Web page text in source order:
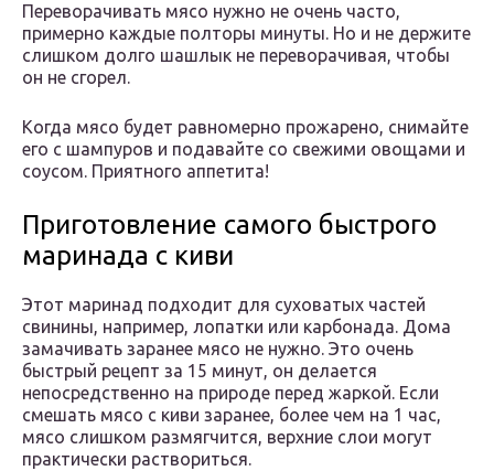
Переворачивать мясо нужно не очень часто,
примерно каждые полторы минуты. Но и не держите
слишком долго шашлык не переворачивая, чтобы
он не сгорел.
Когда мясо будет равномерно прожарено, снимайте
его с шампуров и подавайте со свежими овощами и
соусом. Приятного аппетита!
Приготовление самого быстрого
маринада с киви
Этот маринад подходит для суховатых частей
свинины, например, лопатки или карбонада. Дома
замачивать заранее мясо не нужно. Это очень
быстрый рецепт за 15 минут, он делается
непосредственно на природе перед жаркой. Если
смешать мясо с киви заранее, более чем на 1 час,
мясо слишком размягчится, верхние слои могут
практически раствориться.